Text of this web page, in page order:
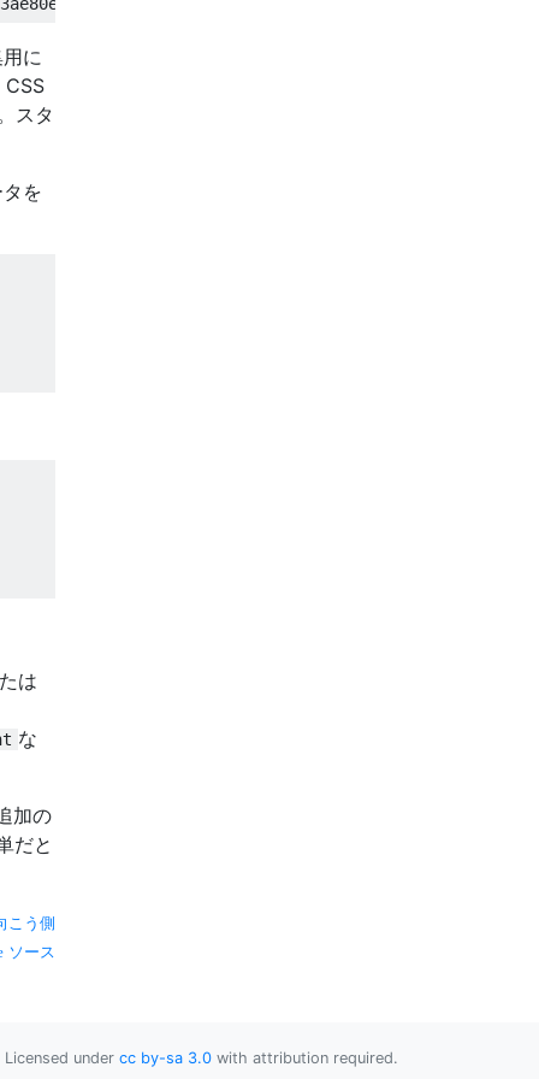
に
CSS
スタ
を
は
な
加の
だと
こう側
ソース
Licensed under cc by-sa 3.0 with attribution required.